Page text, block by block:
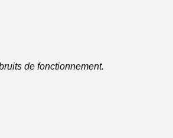
de fonctionnement.